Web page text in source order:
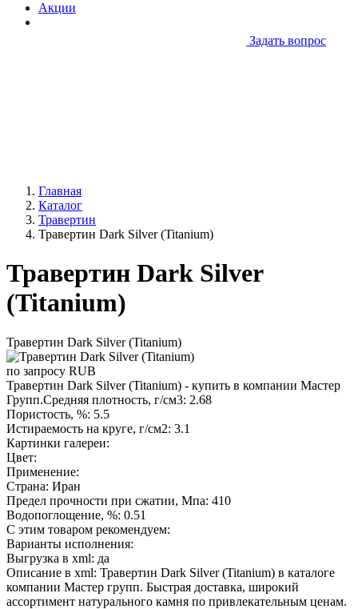
Акции
Задать вопрос
Главная
Каталог
Травертин
Травертин Dark Silver (Titanium)
Травертин Dark Silver
(Titanium)
Травертин Dark Silver (Titanium)
по запросу RUB
Травертин Dark Silver (Titanium) - купить в компании Мастер
Групп.Средняя плотность, г/см3: 2.68
Пористость, %: 5.5
Истираемость на круге, г/см2: 3.1
Картинки галереи:
Цвет:
Применение:
Страна: Иран
Предел прочности при сжатии, Мпа: 410
Водопоглощение, %: 0.51
С этим товаром рекомендуем:
Варианты исполнения:
Выгрузка в xml: да
Описание в xml: Травертин Dark Silver (Titanium) в каталоге
компании Мастер групп. Быстрая доставка, широкий
ассортимент натурального камня по привлекательным ценам.